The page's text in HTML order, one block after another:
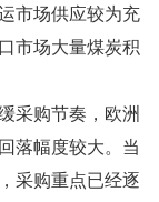
市场供应较为充
市场大量煤炭积
采购节奏，欧洲
落幅度较大。当
采购重点已经逐